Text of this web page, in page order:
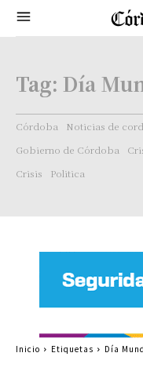
Tag: Día
Córdoba Noticias de
Gobierno de Córdoba
Crisis
Politica
Inicio Etiquetas Día